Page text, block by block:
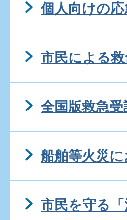
個人向けの
市民による救
全国版救急
船舶等火災
市民を守る